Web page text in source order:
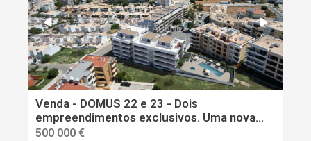
Venda - DOMUS 22 e 23 - Dois
empreendimentos exclusivos. Uma nova
forma de viver.
500 000 €